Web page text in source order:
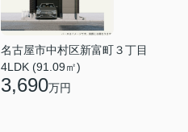
名古屋市中村区新富町３丁目
4LDK (91.09㎡)
3,690万円